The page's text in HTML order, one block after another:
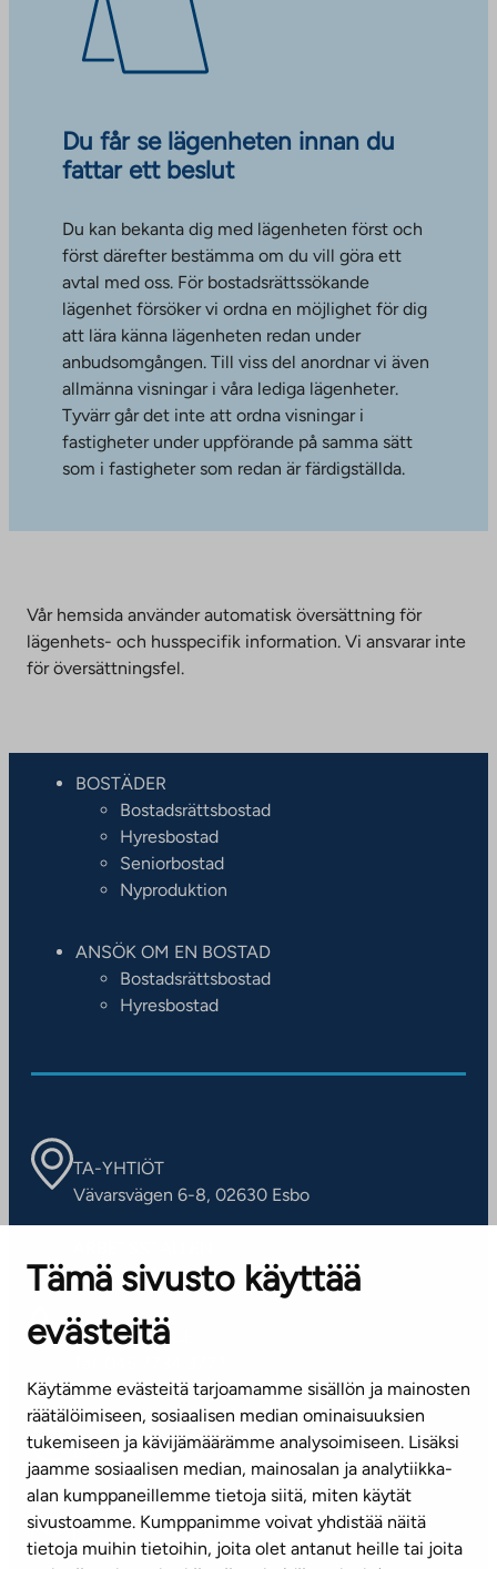
Tämä sivusto käyttää
evästeitä
Käytämme evästeitä tarjoamamme sisällön ja mainosten
räätälöimiseen, sosiaalisen median ominaisuuksien
tukemiseen ja kävijämäärämme analysoimiseen. Lisäksi
jaamme sosiaalisen median, mainosalan ja analytiikka-
alan kumppaneillemme tietoja siitä, miten käytät
sivustoamme. Kumppanimme voivat yhdistää näitä
tietoja muihin tietoihin, joita olet antanut heille tai joita
Du får se lägenheten innan du
fattar ett beslut
Du kan bekanta dig med lägenheten först och
först därefter bestämma om du vill göra ett
avtal med oss. För bostadsrättssökande
lägenhet försöker vi ordna en möjlighet för dig
att lära känna lägenheten redan under
anbudsomgången. Till viss del anordnar vi även
allmänna visningar i våra lediga lägenheter.
Tyvärr går det inte att ordna visningar i
fastigheter under uppförande på samma sätt
som i fastigheter som redan är färdigställda.
Vår hemsida använder automatisk översättning för
lägenhets- och husspecifik information. Vi ansvarar inte
för översättningsfel.
BOSTÄDER
Bostadsrättsbostad
Hyresbostad
Seniorbostad
Nyproduktion
ANSÖK OM EN BOSTAD
Bostadsrättsbostad
Hyresbostad
TA-YHTIÖT
Vävarsvägen 6-8, 02630 Esbo
Kontaktinformation
KUNDSERVICE
(vardagar kl. 8–16)
info@ta.fi
Nyhetsbrev (på finska)